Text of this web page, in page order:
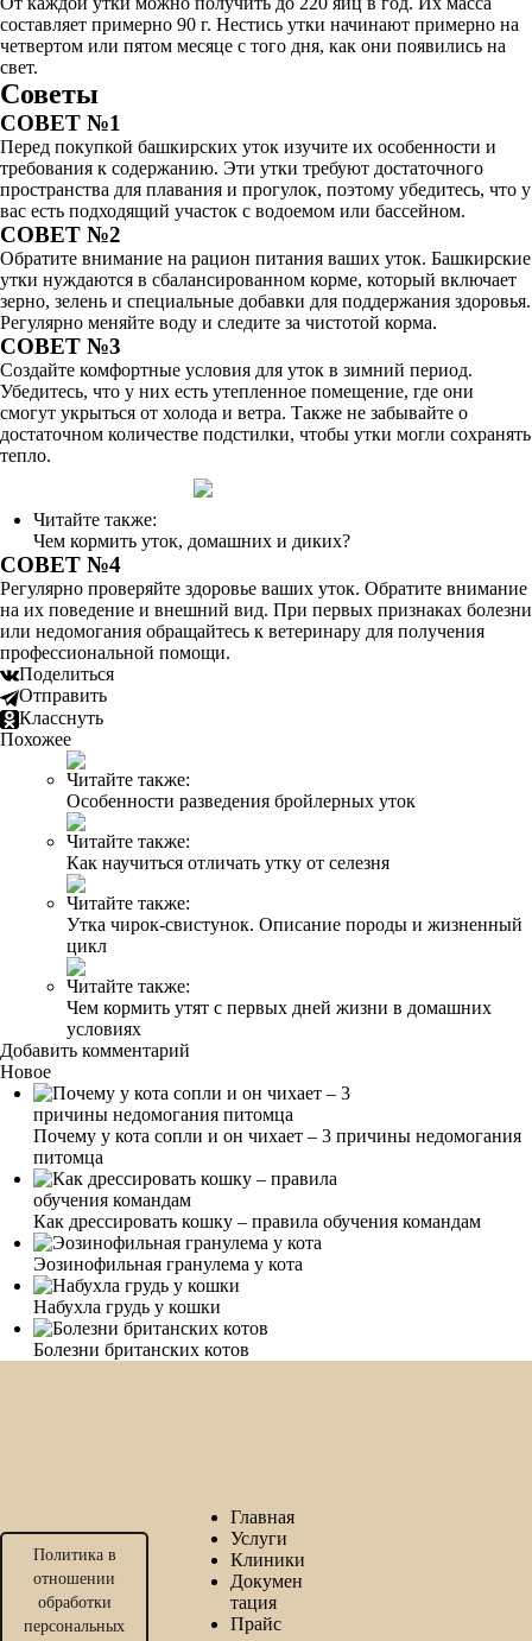
составляет примерно 90 г. Нестись утки начинают примерно на
четвертом или пятом месяце с того дня, как они появились на
свет.
Советы
СОВЕТ №1
Перед покупкой башкирских уток изучите их особенности и
требования к содержанию. Эти утки требуют достаточного
пространства для плавания и прогулок, поэтому убедитесь, что у
вас есть подходящий участок с водоемом или бассейном.
СОВЕТ №2
Обратите внимание на рацион питания ваших уток. Башкирские
утки нуждаются в сбалансированном корме, который включает
зерно, зелень и специальные добавки для поддержания здоровья.
Регулярно меняйте воду и следите за чистотой корма.
СОВЕТ №3
Создайте комфортные условия для уток в зимний период.
Убедитесь, что у них есть утепленное помещение, где они
смогут укрыться от холода и ветра. Также не забывайте о
достаточном количестве подстилки, чтобы утки могли сохранять
тепло.
Читайте также:
Чем кормить уток, домашних и диких?
СОВЕТ №4
Регулярно проверяйте здоровье ваших уток. Обратите внимание
на их поведение и внешний вид. При первых признаках болезни
или недомогания обращайтесь к ветеринару для получения
профессиональной помощи.
Поделиться
Отправить
Класснуть
Похожее
Читайте также:
Особенности разведения бройлерных уток
Читайте также:
Как научиться отличать утку от селезня
Читайте также:
Утка чирок-свистунок. Описание породы и жизненный
цикл
Читайте также:
Чем кормить утят с первых дней жизни в домашних
условиях
Добавить комментарий
Новое
Почему у кота сопли и он чихает – 3 причины недомогания
питомца
Как дрессировать кошку – правила обучения командам
Эозинофильная гранулема у кота
Набухла грудь у кошки
Болезни британских котов
Политика в
отношении
обработки
персональных
Главная
Услуги
Клиники
Докумен
тация
Прайс